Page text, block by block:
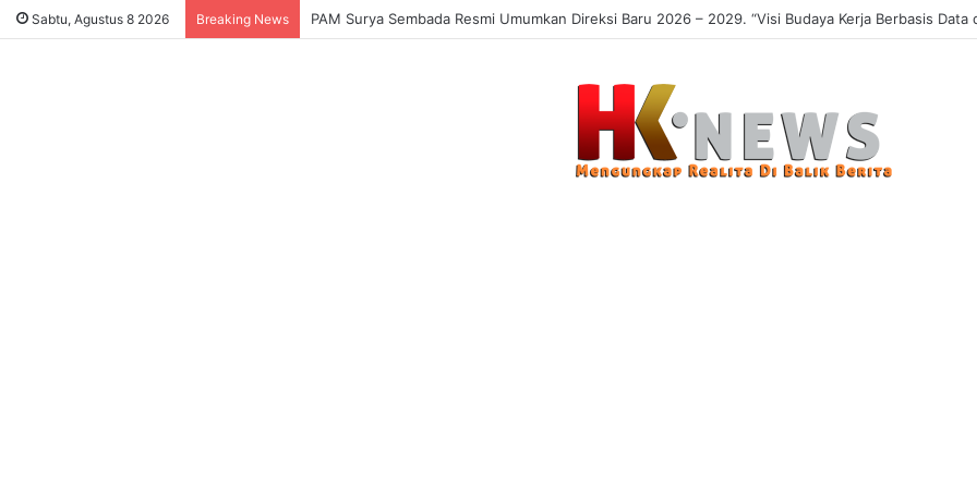
Sabtu, Agustus 8 2026 Breaking News Sukses Tekan Bansos Salah Sasaran, Uji Coba Perlinsos Digital di Surabaya Hampir 100 Persen